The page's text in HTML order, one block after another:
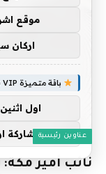
عناوين رئيسية
نائب أمير
موقع
اركان
باقة متميزة VIP (كود: AA38045):
اول
مشاركة